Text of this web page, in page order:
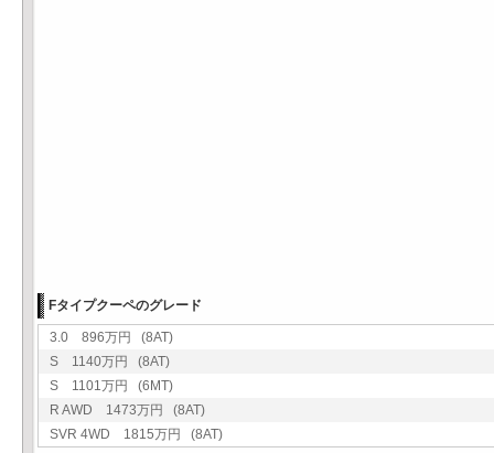
Fタイプクーペのグレード
3.0 896万円 (8AT)
S 1140万円 (8AT)
S 1101万円 (6MT)
R AWD 1473万円 (8AT)
SVR 4WD 1815万円 (8AT)